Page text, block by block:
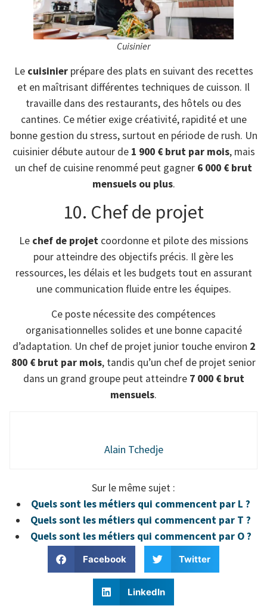
Cuisinier
Le cuisinierprépare des plats en suivant des recettes
et en maîtrisant différentes techniques de cuisson. Il
travaille dans des restaurants, des hôtels ou des
cantines. Ce métier exige créativité, rapidité et une
bonne gestion du stress, surtout en période de rush. Un
cuisinier débute autour de 1 900 € brut par mois, mais
un chef de cuisine renommé peut gagner 6 000 € brut
mensuels ou plus.
10. Chef de projet
Le chef de projetcoordonne et pilote des missions
pour atteindre des objectifs précis. Il gère les
ressources, les délais et les budgets tout en assurant
une communication fluide entre les équipes.
Ce poste nécessite des compétences
organisationnelles solides et une bonne capacité
d’adaptation. Un chef de projet junior touche environ 2
800 € brut par mois, tandis qu’un chef de projet senior
dans un grand groupe peut atteindre 7 000 € brut
mensuels.
Alain Tchedje
Sur le même sujet :
Quels sont les métiers qui commencent par L ?
Quels sont les métiers qui commencent par T ?
Quels sont les métiers qui commencent par O ?
Facebook Twitter
LinkedIn